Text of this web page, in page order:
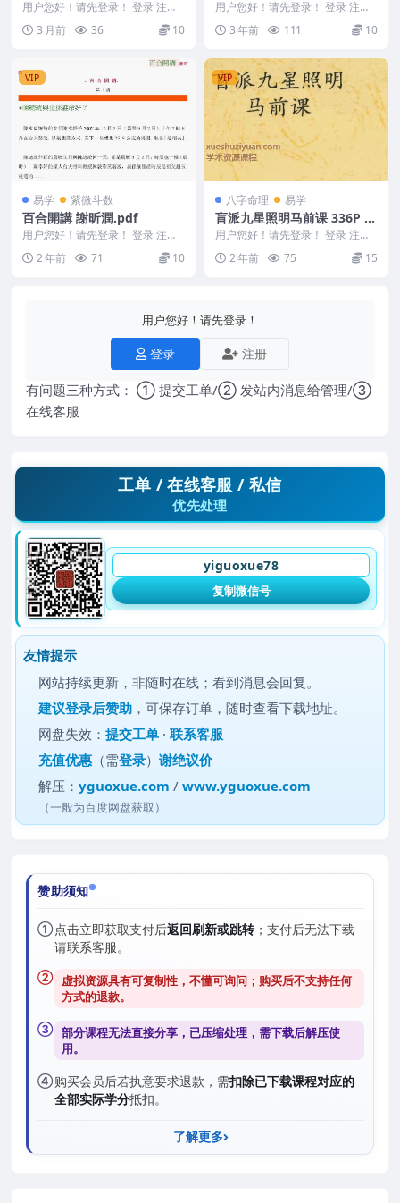
部）181页
用户您好！请先登录！ 登录 注册
玄学那些事儿（第五部）181页 26
0546 ...
3 月前 36 10
软件
用户您好！请先登录！ 登录 注册
大宗师三合莹元风水安卓手机软件
大宗师三合莹元...
3 年前 111 10
VIP
易学 紫微斗数
百合開講 謝昕潤.pdf
用户您好！请先登录！ 登录 注册
百合開講 謝昕潤.pdf194p 24030
1... 2 年前 71 10
VIP
八字命理 易学
盲派九星照明马前课 336P 刘
威吾.pdf
用户您好！请先登录！ 登录 注册
刘威吾 盲派九星照明马前课 336P
刘威吾....
2 年前 75 15
用户您好！请先登录！
登录 注册
有问题三种方式： ① 提交工单/② 发站内消息给管理/③
在线客服
工单 / 在线客服 / 私信
优先处理
yiguoxue78
复制微信号
友情提示
网站持续更新，非随时在线；看到消息会回复。
建议登录后赞助 ，可保存订单，随时查看下载地址。
网盘失效：提交工单 ·联系客服
充值优惠 （需登录）谢绝议价
解压：yguoxue.com /www.yguoxue.com
（一般为百度网盘获取）
赞助须知
①点击立即获取支付后返回刷新或跳转；支付后无法下载
请联系客服。
② 虚拟资源具有可复制性，不懂可询问；购买后不支持任何
方式的退款。
③ 部分课程无法直接分享，已压缩处理，需下载后解压使
用。
④购买会员后若执意要求退款，需扣除已下载课程对应的
全部实际学分抵扣。
了解更多